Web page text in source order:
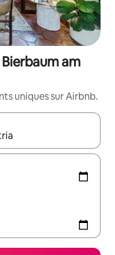
am
uniques sur Airbnb.
les en utilisant